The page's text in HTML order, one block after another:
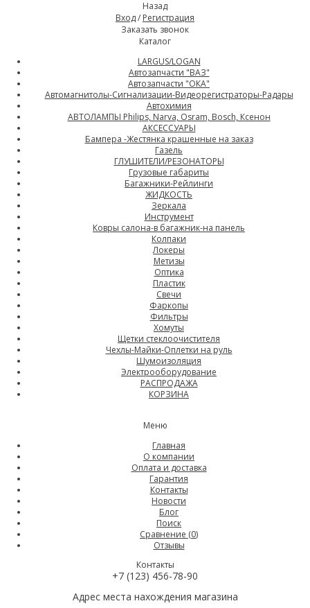
Назад
Вход/ Регистрация
Заказать звонок
Каталог
LARGUS/LOGAN
Автозапчасти "ВАЗ"
Автозапчасти "ОКА"
Автомагнитолы-Сигнализации-Видеорегистраторы-Радары
Автохимия
АВТОЛАМПЫ Philips, Narva, Osram, Bosch, Ксенон
АКСЕССУАРЫ
Бампера -Жестянка крашенные на заказ
Газель
ГЛУШИТЕЛИ/РЕЗОНАТОРЫ
Грузовые габариты
Багажники-Рейлинги
ЖИДКОСТЬ
Зеркала
Инструмент
Ковры салона-в багажник-на панель
Колпаки
Локеры
Метизы
Оптика
Пластик
Свечи
Фаркопы
Фильтры
Хомуты
Щетки стеклоочистителя
Чехлы-Майки-Оплетки на руль
Шумоизоляция
Электрооборудование
РАСПРОДАЖА
КОРЗИНА
Меню
Главная
О компании
Оплата и доставка
Гарантия
Контакты
Новости
Блог
Поиск
Сравнение (0)
Отзывы
Контакты
+7 (123) 456-78-90
Адрес места нахождения магазина